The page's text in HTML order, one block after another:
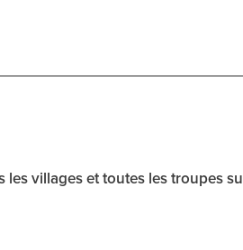
les villages et toutes les troupes